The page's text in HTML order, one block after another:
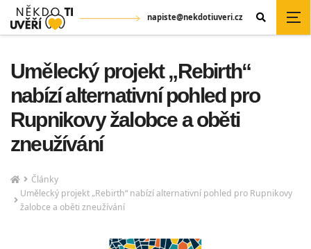
napiste@nekdotiuveri.cz
Umělecký projekt „Rebirth“
nabízí alternativní pohled pro
Rupnikovy žalobce a oběti
zneužívání
Články
Umělecký projekt „Rebirth“ nabízí alternativní pohled pro Rupnikovy
žalobce a oběti zneužívání